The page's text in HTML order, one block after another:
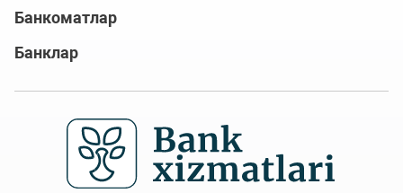
Банкоматлар
Банклар